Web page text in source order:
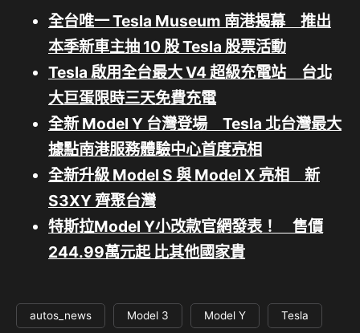
全台唯一 Tesla Museum 南港揭幕 推出
本季新車主抽 10 股 Tesla 股票活動
Tesla 啟用全台最大 V4 超級充電站 台北
大巨蛋限時三天免費充電
全新 Model Y 台灣登場 Tesla 北台灣最大
據點南港服務體驗中心首度亮相
全新升級 Model S 與 Model X 亮相 新
S3XY 齊聚台灣
特斯拉Model Y小改款官網發表！ 售價
244.99萬元起 比其他國家貴
autos_news Model 3 Model Y Tesla